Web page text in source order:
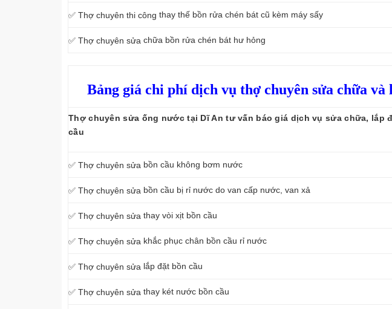
✅ Thợ chuyên thi công thay thế bồn rửa chén bát cũ kèm máy sấy
✅ Thợ chuyên sửa chữa bồn rửa chén bát hư hỏng
Bảng giá chi phí dịch vụ thợ chuyên sửa chữa
Thợ chuyên sửa ống nước tại Dĩ An tư vấn báo giá dịch vụ sửa chữa, lắp
cầu
✅ Thợ chuyên sửa bồn cầu không bơm nước
✅ Thợ chuyên sửa bồn cầu bị rỉ nước do van cấp nước, van xả
✅ Thợ chuyên sửa thay vòi xịt bồn cầu
✅ Thợ chuyên sửa khắc phục chân bồn cầu rỉ nước
✅ Thợ chuyên sửa lắp đặt bồn cầu
✅ Thợ chuyên sửa thay két nước bồn cầu